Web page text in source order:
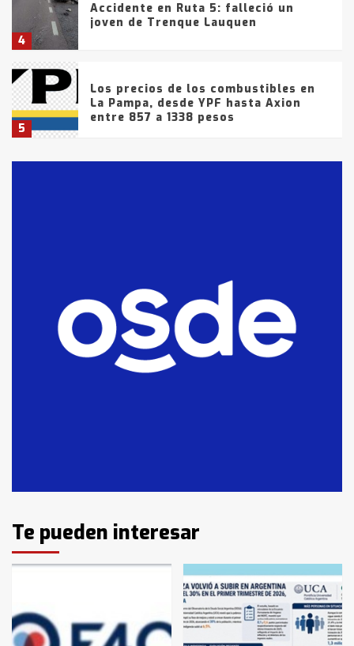
4
Accidente en Ruta 5: falleció un
joven de Trenque Lauquen
5
Los precios de los combustibles en
La Pampa, desde YPF hasta Axion
entre 857 a 1338 pesos
fueron detenidos por
comercialización de drogas en la
tarde del sábado
T.Lauquen: se vendió el edificio de
lo que fue la planta Industrial del
3
Identidad de los adolescentes
pampeanos que fueron
en la mañana del lunes
Accidente en Ruta 5: falleció un
joven de Trenque Lauquen
Te pueden interesar